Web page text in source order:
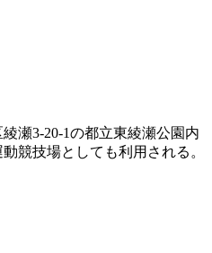
瀬3-20-1の都立東綾瀬公園内
競技場としても利用される。